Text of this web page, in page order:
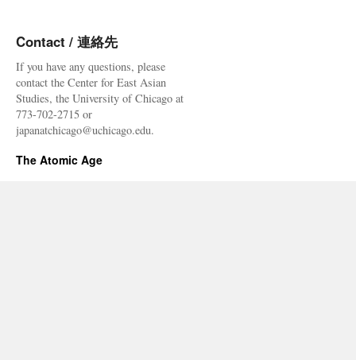
Contact / 連絡先
If you have any questions, please
contact the Center for East Asian
Studies, the University of Chicago at
773-702-2715 or
japanatchicago@uchicago.edu.
The Atomic Age